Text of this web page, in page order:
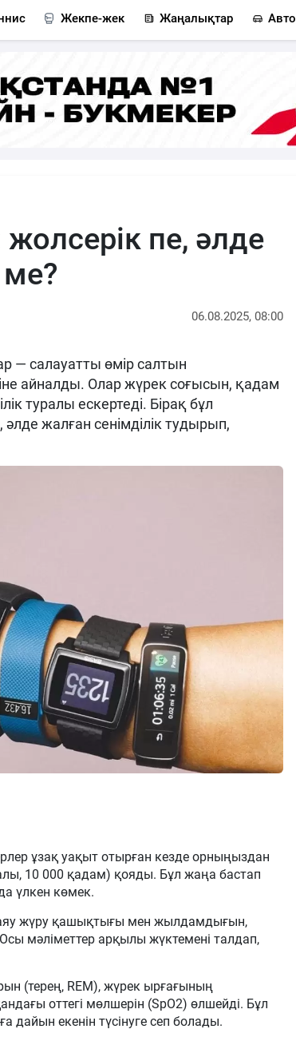
Жекпе-жек Жаңалықтар Авто
пе, әлде
ме?
06.08.2025, 08:00
— салауатты өмір салтын
айналды. Олар жүрек соғысын, қадам
туралы ескертеді. Бірақ бұл
жалған сенімділік тудырып,
ұзақ уақыт отырған кезде орныңыздан
10 000 қадам) қояды. Бұл жаңа бастап
үлкен көмек.
жүру қашықтығы мен жылдамдығын,
мәліметтер арқылы жүктемені талдап,
(терең, REM), жүрек ырғағының
оттегі мөлшерін (SpO2) өлшейді. Бұл
дайын екенін түсінуге сеп болады.